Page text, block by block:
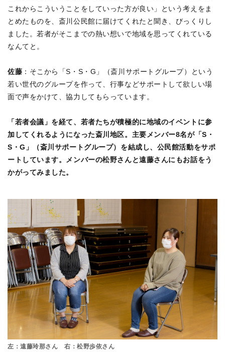
これからこういうことをしていった方が良い」という考えをま
とめたものを、斎川公民館に届けてくれたと聞き、びっくりし
ました。若者がそこまでの熱い想いで地域を思ってくれている
なんてと。
佐藤 ：そこから「S・S・G」（斎川サポートグループ）という
若い世代のグループを作って、行事などサポートして欲しい場
面で声をかけて、協力してもらっています。
「若者会議」を経て、若者たちが積極的に地域のイベントに参
加してくれるようになった斎川地区。主要メンバー8名が「S・
S・G」（斎川サポートグループ）を結成し、公民館活動をサポ
ートしています。メンバーの松野さんと遠藤さんにもお話をう
かがってみました。
左：遠藤玲那さん 右：松野歩依さん